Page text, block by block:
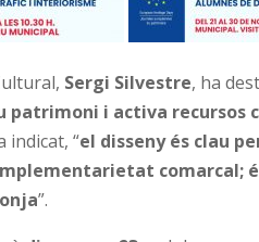
Sergi Silvestre, ha
patrimoni i activa
indicat, “el disseny és clau
comarcal;
”.